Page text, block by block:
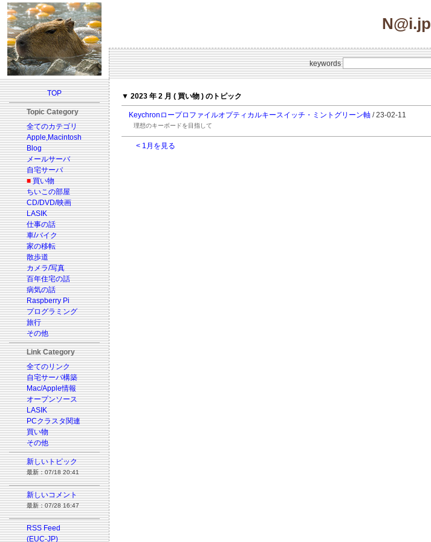
N@i.jp
keywords
TOP
Topic Category
全てのカテゴリ
Apple,Macintosh
Blog
メールサーバ
自宅サーバ
■ 買い物
ちいこの部屋
CD/DVD/映画
LASIK
仕事の話
車/バイク
家の移転
散歩道
カメラ/写真
百年住宅の話
病気の話
Raspberry Pi
プログラミング
旅行
その他
Link Category
全てのリンク
自宅サーバ構築
Mac/Apple情報
オープンソース
LASIK
PCクラスタ関連
買い物
その他
新しいトピック
最新：07/18 20:41
新しいコメント
最新：07/28 16:47
RSS Feed
(EUC-JP)
▼ 2023 年 2 月 ( 買い物 ) のトピック
Keychronロープロファイルオプティカルキースイッチ・ミントグリーン軸 / 23-02-11
理想のキーボードを目指して
< 1月を見る